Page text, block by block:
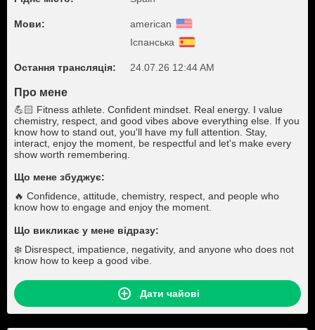
Мови:
american
Іспанська
Остання трансляція: 24.07.26 12:44 AM
Про мене
💪🏻 Fitness athlete. Confident mindset. Real energy. I value
chemistry, respect, and good vibes above everything else. If you
know how to stand out, you'll have my full attention. Stay,
interact, enjoy the moment, be respectful and let's make every
show worth remembering.
Що мене збуджує:
🔥 Confidence, attitude, chemistry, respect, and people who
know how to engage and enjoy the moment.
Що викликає у мене відразу:
❄️ Disrespect, impatience, negativity, and anyone who does not
know how to keep a good vibe.
Дати чайові